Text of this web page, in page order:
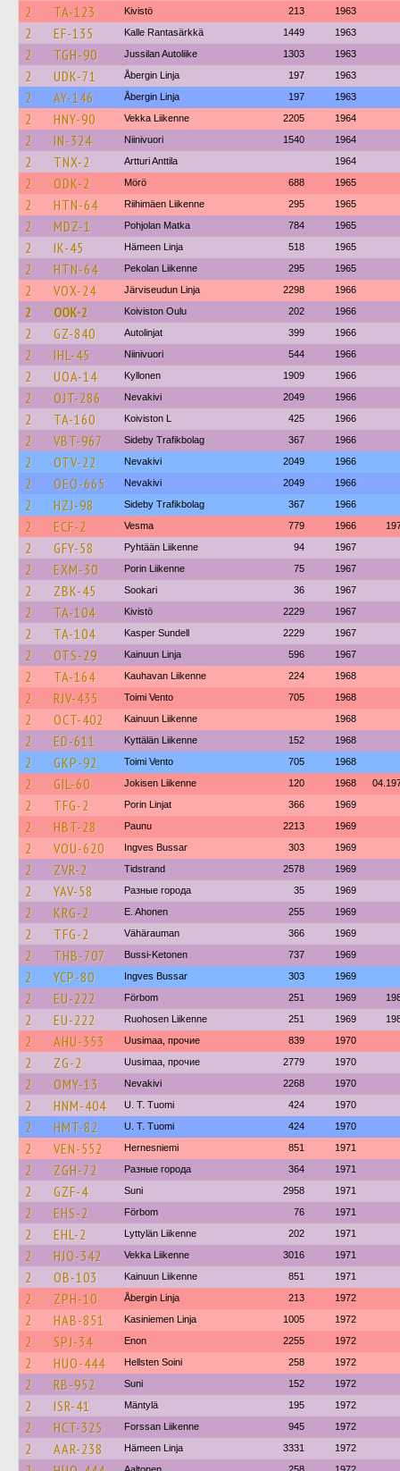
2 TA-123 Kivistö 213 1963
2 EF-135 Kalle Rantasärkkä 1449 1963
2 TGH-90 Jussilan Autoliike 1303 1963
2 UDK-71 Åbergin Linja 197 1963
2 AY-146 Åbergin Linja 197 1963
2 HNY-90 Vekka Liikenne 2205 1964
2 IN-324 Niinivuori 1540 1964
2 TNX-2 Artturi Anttila 1964
2 ODK-2 Mörö 688 1965
2 HTN-64 Riihimäen Liikenne 295 1965
2 MDZ-1 Pohjolan Matka 784 1965
2 IK-45 Hämeen Linja 518 1965
2 HTN-64 Pekolan Liikenne 295 1965
2 VOX-24 Järviseudun Linja 2298 1966
2 OOK-2 Koiviston Oulu 202 1966
2 GZ-840 Autolinjat 399 1966
2 IHL-45 Niinivuori 544 1966
2 UOA-14 Kyllonen 1909 1966
2 OJT-286 Nevakivi 2049 1966
2 TA-160 Koiviston L 425 1966
2 VBT-967 Sideby Trafikbolag 367 1966
2 OTV-22 Nevakivi 2049 1966
2 OEO-665 Nevakivi 2049 1966
2 HZJ-98 Sideby Trafikbolag 367 1966
2 ECF-2 Vesma 779 1966
2 GFY-58 Pyhtään Liikenne 94 1967
2 EXM-30 Porin Liikenne 75 1967
2 ZBK-45 Sookari 36 1967
2 TA-104 Kivistö 2229 1967
2 TA-104 Kasper Sundell 2229 1967
2 OTS-29 Kainuun Linja 596 1967
2 TA-164 Kauhavan Liikenne 224 1968
2 RJV-435 Toimi Vento 705 1968
2 OCT-402 Kainuun Liikenne 1968
2 ED-611 Kyttälän Liikenne 152 1968
2 GKP-92 Toimi Vento 705 1968
2 GIL-60 Jokisen Liikenne 120 1968
2 TFG-2 Porin Linjat 366 1969
2 HBT-28 Paunu 2213 1969
2 VOU-620 Ingves Bussar 303 1969
2 ZVR-2 Tidstrand 2578 1969
2 YAV-58 Разные города 35 1969
2 KRG-2 E. Ahonen 255 1969
2 TFG-2 Vähärauman 366 1969
2 THB-707 Bussi-Ketonen 737 1969
2 YCP-80 Ingves Bussar 303 1969
2 EU-222 Förbom 251 1969
2 EU-222 Ruohosen Liikenne 251 1969
2 AHU-353 Uusimaa, прочие 839 1970
2 ZG-2 Uusimaa, прочие 2779 1970
2 OMY-13 Nevakivi 2268 1970
2 HNM-404 U. T. Tuomi 424 1970
2 HMT-82 U. T. Tuomi 424 1970
2 VEN-552 Hernesniemi 851 1971
2 ZGH-72 Разные города 364 1971
2 GZF-4 Suni 2958 1971
2 EHS-2 Förbom 76 1971
2 EHL-2 Lyttylän Liikenne 202 1971
2 HJO-342 Vekka Liikenne 3016 1971
2 OB-103 Kainuun Liikenne 851 1971
2 ZPH-10 Åbergin Linja 213 1972
2 HAB-851 Kasiniemen Linja 1005 1972
2 SPJ-34 Enon 2255 1972
2 HUO-444 Hellsten Soini 258 1972
2 RB-952 Suni 152 1972
2 ISR-41 Mäntylä 195 1972
2 HCT-325 Forssan Liikenne 945 1972
2 AAR-238 Hämeen Linja 3331 1972